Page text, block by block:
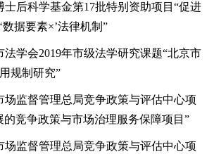
士后科学基金第17批特别资助项目“促进
据要素×’法律机制”
法学会2019年市级法学研究课题“北京市
规制研究”
场监督管理总局竞争政策与评估中心项
的竞争政策与市场治理服务保障项目”
场监督管理总局竞争政策与评估中心项